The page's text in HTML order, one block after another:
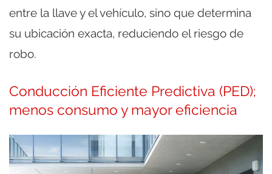
entre la llave y el vehículo, sino que determina
su ubicación exacta, reduciendo el riesgo de
robo.
Conducción Eficiente Predictiva (PED);
menos consumo y mayor eficiencia